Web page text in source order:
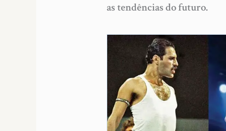
as tendências do futuro.